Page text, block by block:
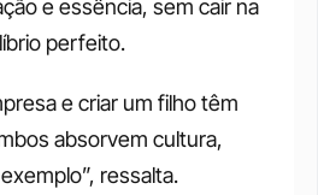
e essência, sem cair na
perfeito.
e criar um filho têm
absorvem cultura,
ressalta.